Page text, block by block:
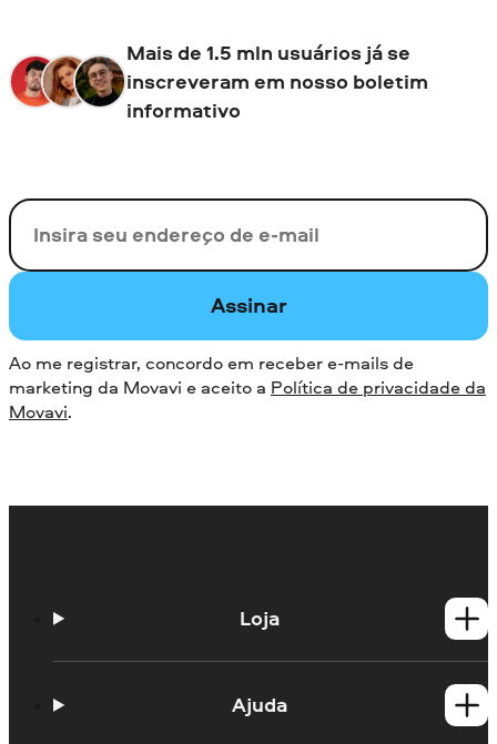
Mais de 1.5 mln usuários já se
inscreveram em nosso boletim
informativo
Seu e-mail
Assinar
Ao me registrar, concordo em receber e-mails de
marketing da Movavi e aceito a Política de privacidade da
Movavi.
Loja
Produtos para Mac Ajuda